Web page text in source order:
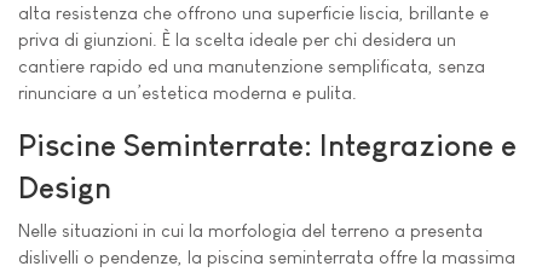
alta resistenza che offrono una superficie liscia, brillante e
priva di giunzioni. È la scelta ideale per chi desidera un
cantiere rapido ed una manutenzione semplificata, senza
rinunciare a un’estetica moderna e pulita.
Piscine Seminterrate: Integrazione e
Design
Nelle situazioni in cui la morfologia del terreno a presenta
dislivelli o pendenze, la piscina seminterrata offre la massima